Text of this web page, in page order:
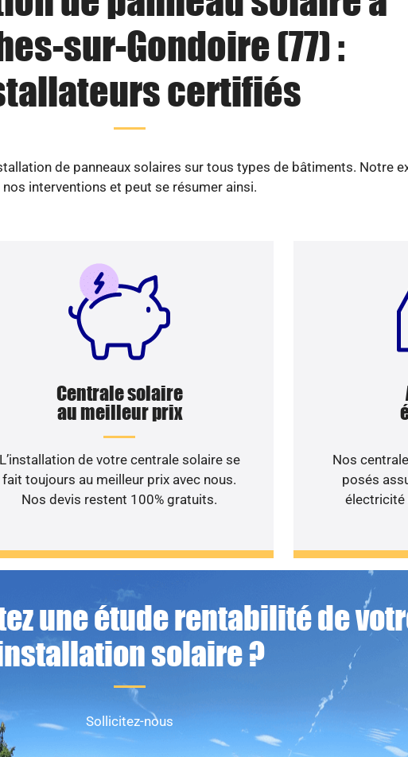
sur-Gondoire (77) :
certifiés
de panneaux solaires sur tous types de bâtiments. Notre
nos interventions et peut se résumer ainsi.
Centrale solaire
au meilleur prix
L’installation de votre centrale solaire se
fait toujours au meilleur prix avec nous.
Nos devis restent 100% gratuits.
Nos
posés
électricité
une étude rentabilité de
solaire ?
Sollicitez-nous